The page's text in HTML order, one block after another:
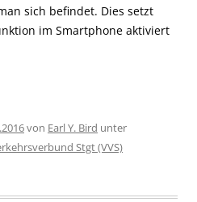
sich befindet. Dies setzt
im Smartphone aktiviert
von Earl Y. Bird unter
Stgt (VVS)